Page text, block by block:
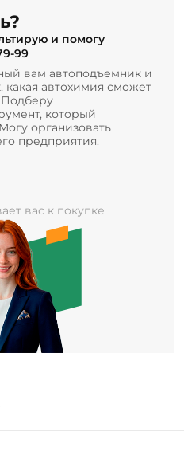
и помогу
99
вам автоподъемник и
какая автохимия сможет
который
организовать
предприятия.
вас к покупке